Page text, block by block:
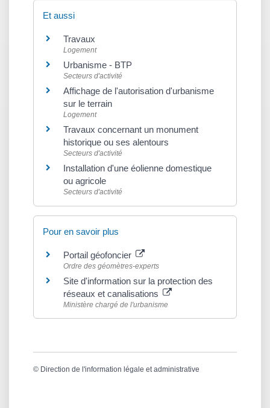
Et aussi
Travaux
Logement
Urbanisme - BTP
Secteurs d'activité
Affichage de l'autorisation d'urbanisme
sur le terrain
Logement
Travaux concernant un monument
historique ou ses alentours
Secteurs d'activité
Installation d'une éolienne domestique
ou agricole
Secteurs d'activité
Pour en savoir plus
Portail géofoncier
Ordre des géomètres-experts
Site d'information sur la protection des
réseaux et canalisations
Ministère chargé de l'urbanisme
© Direction de l'information légale et administrative